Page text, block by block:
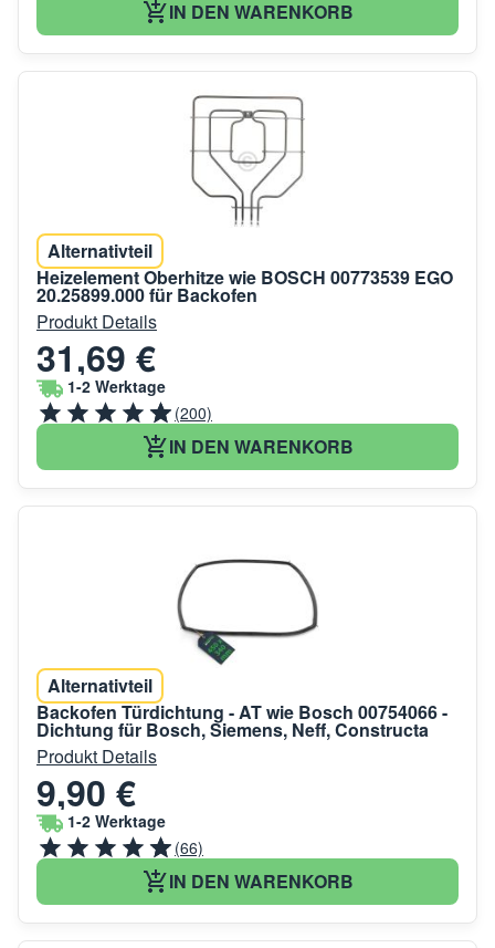
IN DEN WARENKORB
Alternativteil
Heizelement Oberhitze wie BOSCH 00773539 EGO
20.25899.000 für Backofen
Produkt Details
31,69 €
1-2 Werktage
(200)
IN DEN WARENKORB
Alternativteil
Backofen Türdichtung - AT wie Bosch 00754066 -
Dichtung für Bosch, Siemens, Neff, Constructa
Produkt Details
9,90 €
1-2 Werktage
(66)
IN DEN WARENKORB